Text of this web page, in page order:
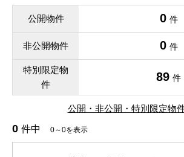
公開物件 0 件
非公開物件 0 件
特別限定物
件
89 件
公開・非公開・特別限定物
0 件中 0～0を表示